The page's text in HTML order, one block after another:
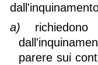
a)
parere sui